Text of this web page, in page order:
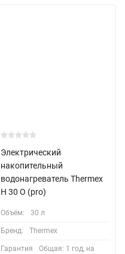
Электрический
накопительный
водонагреватель Thermex
H 30 O (pro)
Объём: 30 л
Бренд: Thermex
Гарантия
Общая: 1 год, на